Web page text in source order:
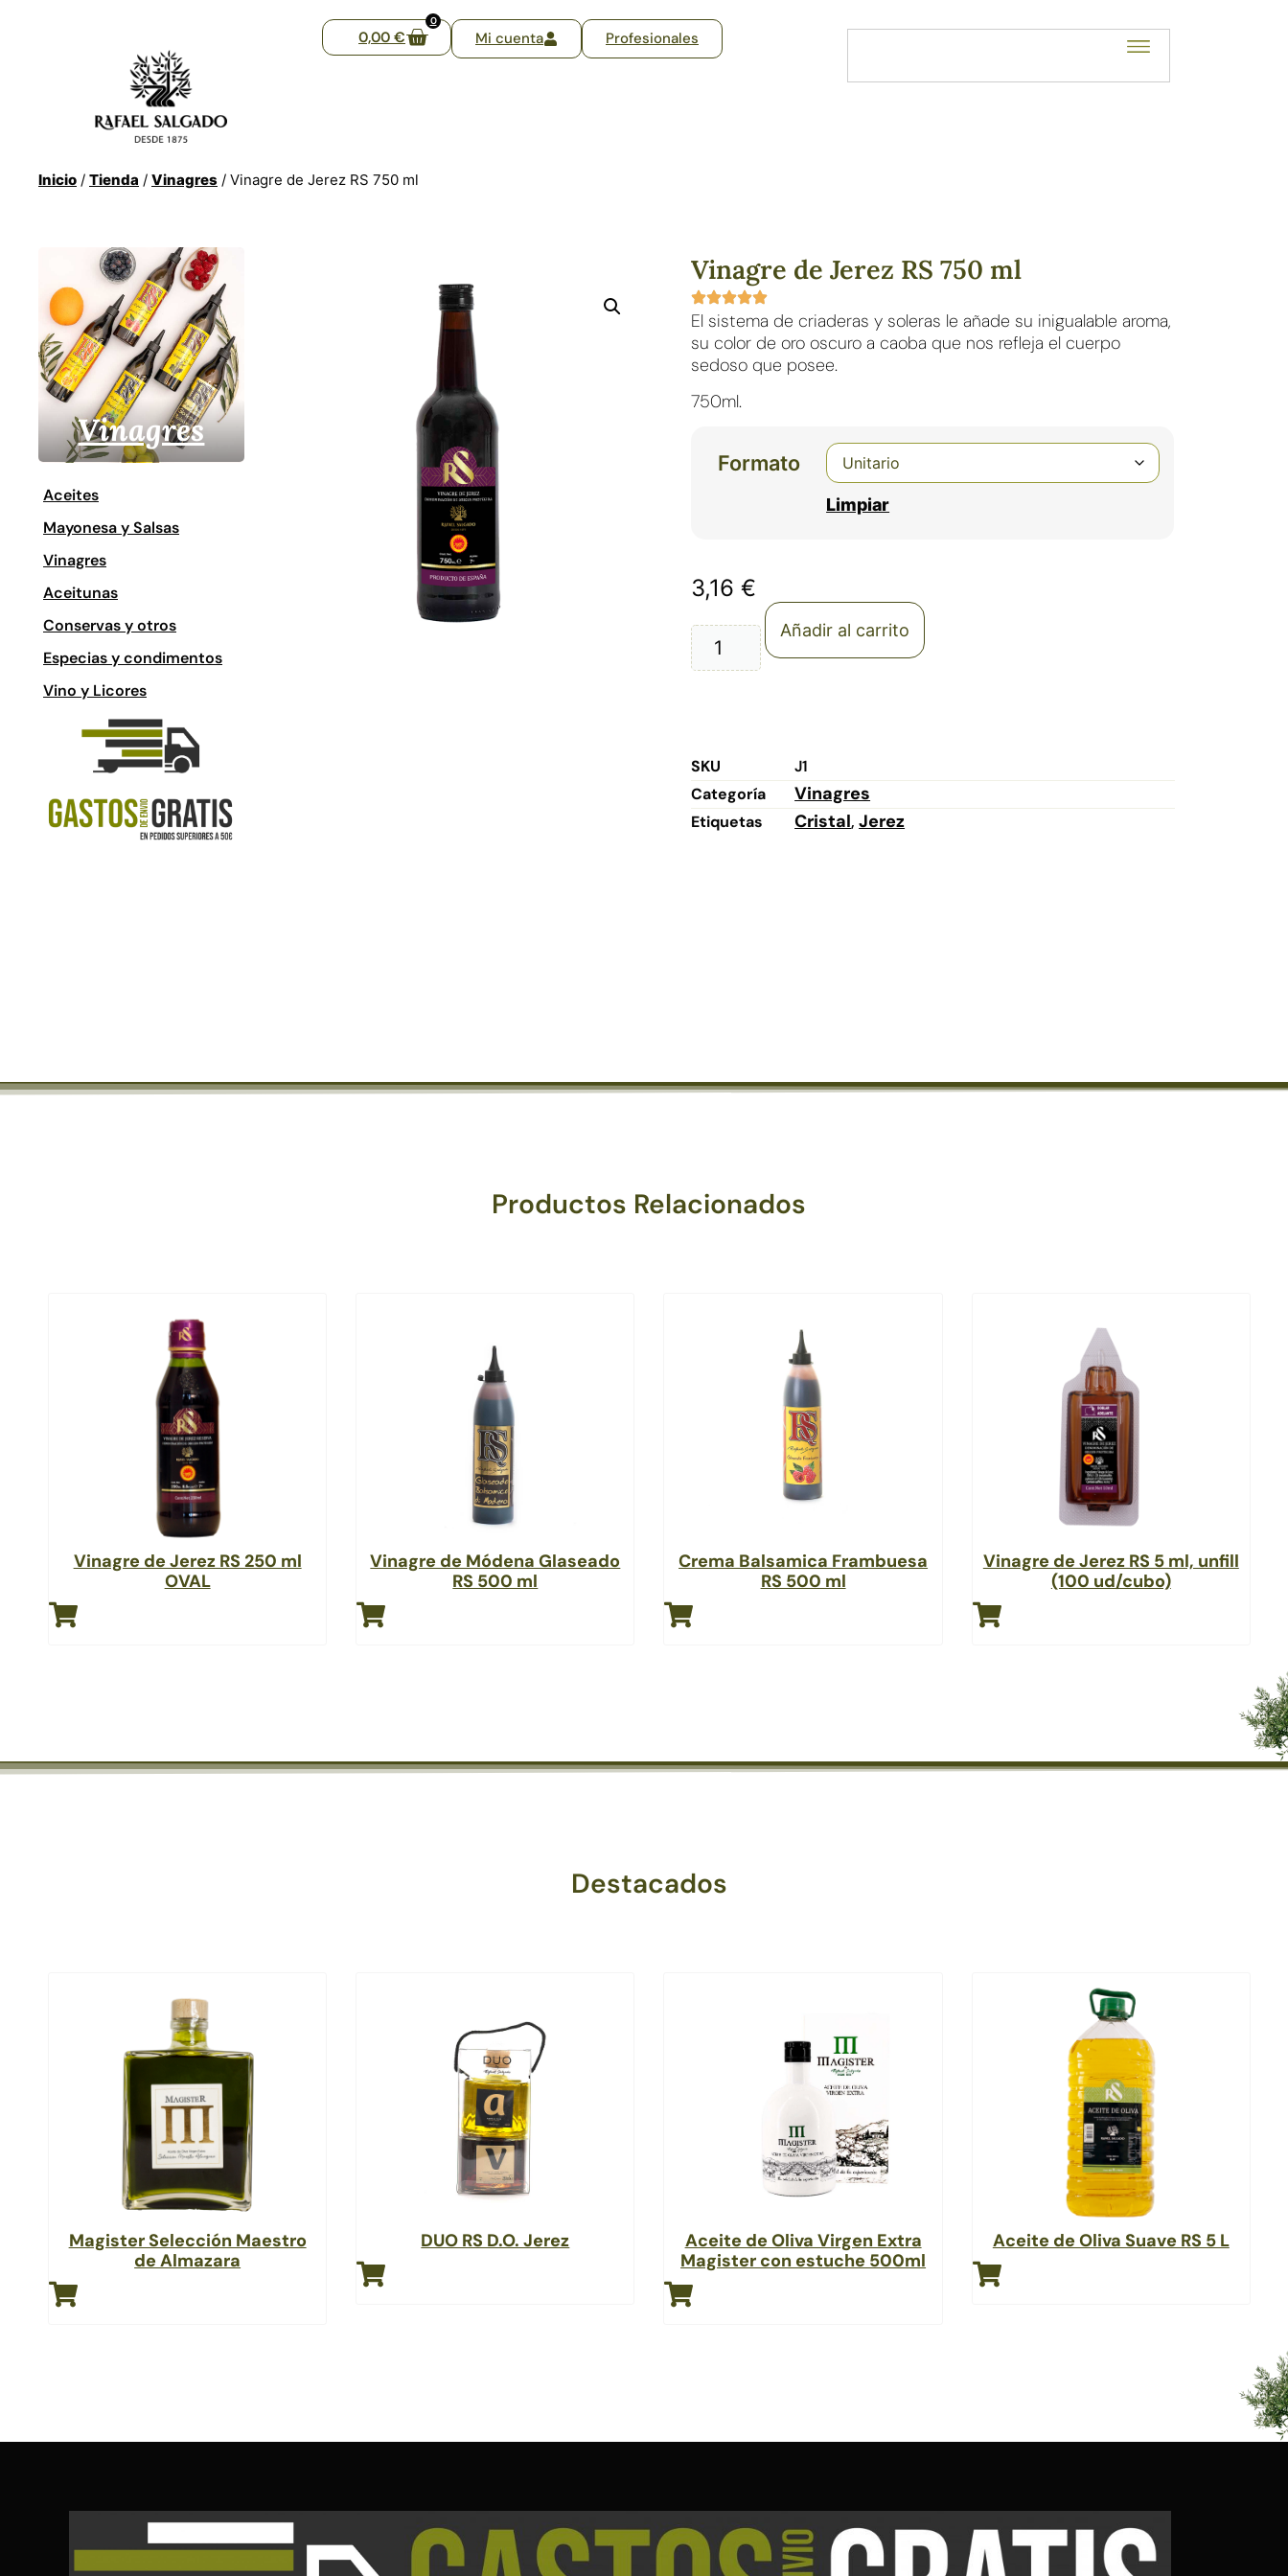
0,00 €
0
Mi cuenta Profesionales
Inicio / Tienda / Vinagres / Vinagre de Jerez RS 750 ml
Vinagres
Aceites
Mayonesa y Salsas
Vinagres
Aceitunas
Conservas y otros
Especias y condimentos
Vino y Licores
Vinagre de Jerez RS 750 ml
El sistema de criaderas y soleras le añade su inigualable aroma,
su color de oro oscuro a caoba que nos refleja el cuerpo
sedoso que posee.
750ml.
Formato
Limpiar
3,16€
Añadir al carrito
SKU
J1
Categoría
Vinagres
Etiquetas Cristal,Jerez
Productos Relacionados
Vinagre de Jerez RS 250 ml
OVAL
Vinagre de Módena Glaseado
RS 500 ml
Crema Balsamica Frambuesa
RS 500 ml
Vinagre de Jerez RS 5 ml, unfill
(100 ud/cubo)
Destacados
Magister Selección Maestro
de Almazara
DUO RS D.O. Jerez
Aceite de Oliva Virgen Extra
Magister con estuche 500ml
Aceite de Oliva Suave RS 5 L